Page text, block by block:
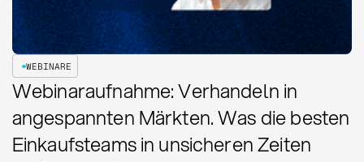
WEBINARE
Webinaraufnahme: Verhandeln in
angespannten Märkten. Was die besten
Einkaufsteams in unsicheren Zeiten